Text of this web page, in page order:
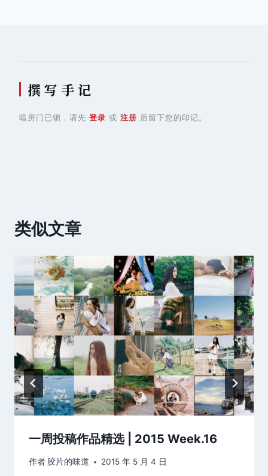
撰 写 手 记
暗房门已锁，请先 登录 或 注册 后留下您的印记。
类似文章
一周投稿作品精选 | 2015 Week.16
作者 胶片的味道 2015 年 5 月 4 日